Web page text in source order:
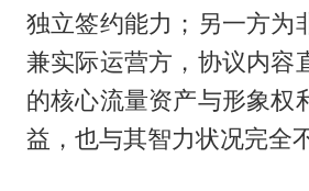
独立签约能力；另一方为
兼实际运营方，协议内容
的核心流量资产与形象权
益，也与其智力状况完全